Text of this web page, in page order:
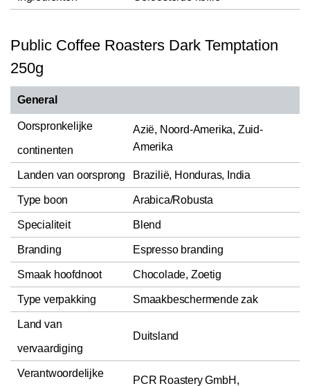
Public Coffee Roasters Dark Temptation
250g
General
Oorspronkelijke
continenten
Azië, Noord-Amerika, Zuid-
Amerika
Landen van oorsprong Brazilië, Honduras, India
Type boon Arabica/Robusta
Specialiteit Blend
Branding Espresso branding
Smaak hoofdnoot Chocolade, Zoetig
Type verpakking Smaakbeschermende zak
Land van
vervaardiging
Duitsland
Verantwoordelijke
PCR Roastery GmbH,